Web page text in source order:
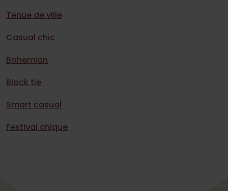
Tenue de ville
Casual chic
Bohemian
Black tie
Smart casual
Festival chique